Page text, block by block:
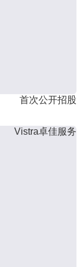
首次公开招股
Vistra卓佳服务